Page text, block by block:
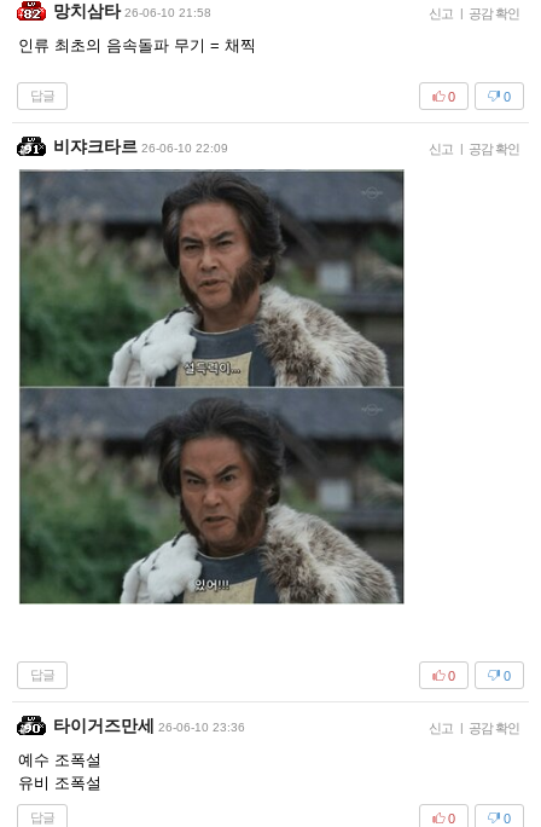
망치삼타 26-06-10 21:58 신고 공감 확인
인류 최초의 음속돌파 무기 = 채찍
답글 0
0
비쟈크타르 26-06-10 22:09 신고 공감 확인
답글 0
0
타이거즈만세 26-06-10 23:36 신고 공감 확인
예수 조폭설
유비 조폭설
답글 0
0